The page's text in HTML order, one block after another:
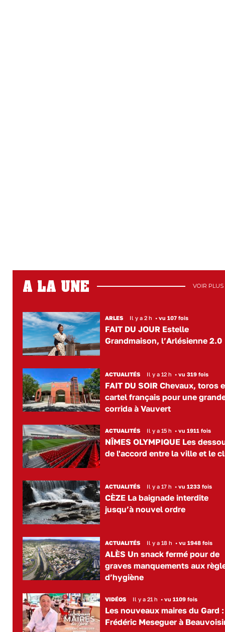
A LA UNE VOIR PLUS
ARLES Il y a 2 h • vu 107 fois
FAIT DU JOUR Estelle
Grandmaison, l’Arlésienne 2.0
ACTUALITÉS Il y a 12 h • vu 319 fois
FAIT DU SOIR Chevaux, toros
cartel français pour une
corrida à Vauvert
ACTUALITÉS Il y a 15 h • vu 1911 fois
NÎMES OLYMPIQUE Les
de l'accord entre la ville et le
ACTUALITÉS Il y a 17 h • vu 1233 fois
CÈZE La baignade interdite
jusqu’à nouvel ordre
ACTUALITÉS Il y a 18 h • vu 1948 fois
ALÈS Un snack fermé pour de
graves manquements aux
d’hygiène
VIDÉOS Il y a 21 h • vu 1109 fois
Les nouveaux maires du Gard :
Frédéric Meseguer à